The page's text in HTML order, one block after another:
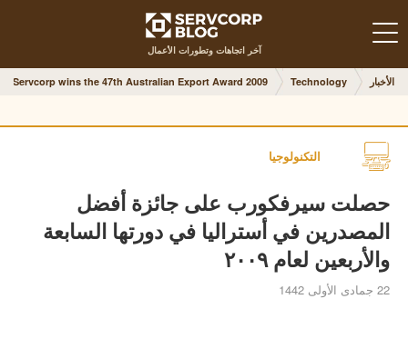
آخر اتجاهات وتطورات الأعمال
الأخبار Technology
Servcorp wins the 47th Australian Export Award 2009
التكنولوجيا
حصلت سيرفكورب على جائزة أفضل
المصدرين في أستراليا في دورتها السابعة
والأربعين لعام ٢٠٠٩
22 جمادى الأولى 1442